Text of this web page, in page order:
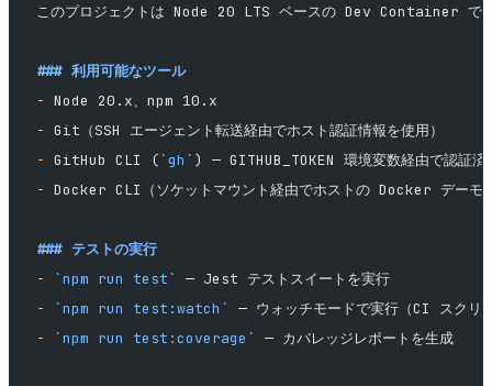
このプロジェクトは Node 20 LTS ベースの Dev Container で動
### 利用可能なツール
- Node 20.x、npm 10.x
- Git（SSH エージェント転送経由でホスト認証情報を使用）
- GitHub CLI (`gh` ) — GITHUB_TOKEN 環境変数経由で認証済
- Docker CLI（ソケットマウント経由でホストの Docker デーモ
### テストの実行
-
`npm run test`
— Jest テストスイートを実行
-
`npm run test:watch`
— ウォッチモードで実行（CI スクリ
-
`npm run test:coverage` — カバレッジレポートを生成